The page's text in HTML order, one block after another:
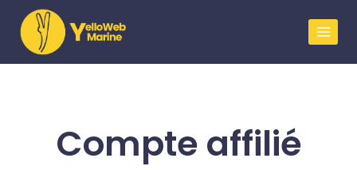
Compte affilié